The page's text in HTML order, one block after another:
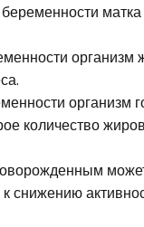
организм
организм
количество
снижению